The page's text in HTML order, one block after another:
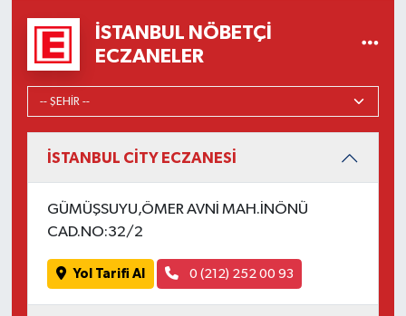
İSTANBUL NÖBETÇI
ECZANELER
İSTANBUL CİTY ECZANESİ
GÜMÜŞSUYU,ÖMER AVNİ MAH.İNÖNÜ
CAD.NO:32/2
Yol Tarifi Al 0 (212) 252 00 93